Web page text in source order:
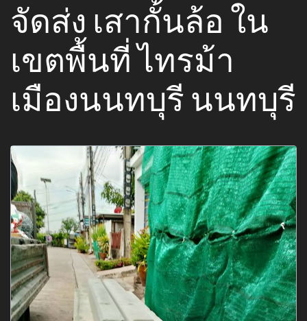
จัดส่ง เสากั้นล้อ ใน
เขตพื้นที่ ไทรม้า
เมืองนนทบุรี นนทบุรี